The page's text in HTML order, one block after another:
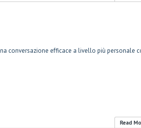
conversazione efficace a livello più personale
Read